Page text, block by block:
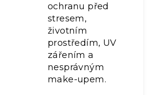
ochranu před
stresem,
životním
prostředím, UV
zářením a
nesprávným
make-upem.